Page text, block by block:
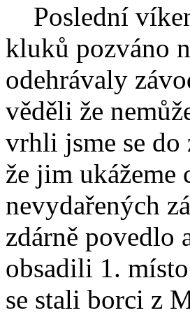
Poslední
kluků pozváno
odehrávaly
věděli že
vrhli jsme se do
že jim ukážeme
nevydařených
zdárně povedlo
obsadili 1.
se stali borci z